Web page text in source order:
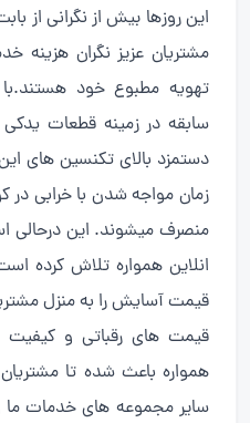
این روزها بیش از نگرانی از
مشتریان عزیز نگران
تهویه مطبوع خود
سابقه در زمینه قطعات
دستمزد بالای تکنسین های
زمان مواجه شدن با خرابی در
منصرف میشوند. این
انلاین همواره تلاش کرده است
قیمت آسایش را به منزل
قیمت های رقباتی و کیفیت
همواره باعث شده تا
سایر مجموعه های خدمات ما